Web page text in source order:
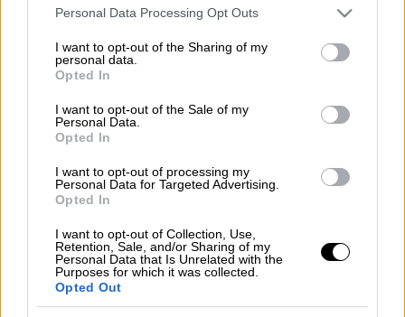
Please note that this website/app uses one or more Google
not limited to your visit or usage behaviour. You may click to
grant or deny consent to Google and its third-party tags to
use your data for below specified purposes in below Google
consent section.
Personal Data Processing Opt Outs
I want to opt-out of the Sharing of my
personal data.
Opted In
I want to opt-out of the Sale of my
Personal Data.
Opted In
I want to opt-out of processing my
Personal Data for Targeted Advertising.
Opted In
I want to opt-out of Collection, Use,
Retention, Sale, and/or Sharing of my
Personal Data that Is Unrelated with the
Purposes for which it was collected.
Opted Out
Μεσόγειο.
ΔΙΑΒΑΣΤΕ ΕΠΙΣΗΣ
Ελλάδα|03.04.2025 08:00
Νέο ναυάγιο με μετανάστες στη
Viral|29.04.2025 05:00
Απίστευτο περιστατικό στην Υεμένη:
«Ψάρευαν»... πρόβατα από ναυάγιο